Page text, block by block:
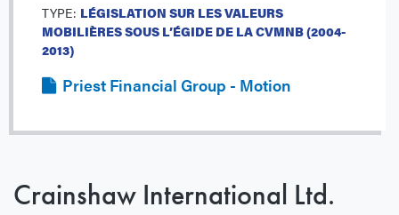
TYPE: LÉGISLATION SUR LES VALEURS
MOBILIÈRES SOUS L’ÉGIDE DE LA CVMNB (2004-
2013)
Priest Financial Group - Motion
Crainshaw International Ltd.